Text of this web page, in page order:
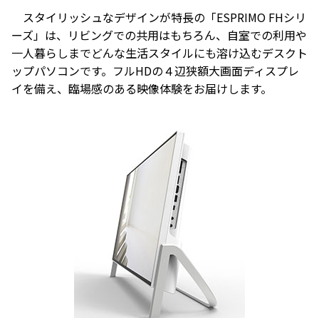
スタイリッシュなデザインが特長の「ESPRIMO FHシリ
ーズ」は、リビングでの共用はもちろん、自室での利用や
一人暮らしまでどんな生活スタイルにも溶け込むデスクト
ップパソコンです。フルHDの４辺狭額大画面ディスプレ
イを備え、臨場感のある映像体験をお届けします。